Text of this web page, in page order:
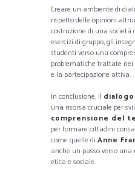
Creare un ambiente di
rispetto delle opinioni
costruzione di una società
esercizi di gruppo, gli
studenti verso una
problematiche trattate nei
e la partecipazione attiva.
In conclusione, il
una risorsa cruciale per
comprensione del
per formare cittadini
come quelle di Anne
anche un passo verso
etica e sociale.